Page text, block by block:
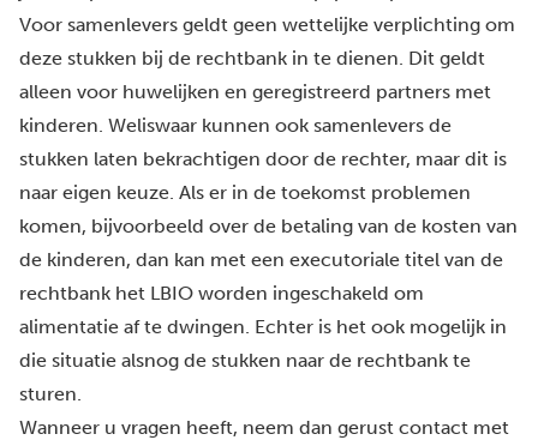
Voor samenlevers geldt geen wettelijke verplichting om
deze stukken bij de rechtbank in te dienen. Dit geldt
alleen voor huwelijken en geregistreerd partners met
kinderen. Weliswaar kunnen ook samenlevers de
stukken laten bekrachtigen door de rechter, maar dit is
naar eigen keuze. Als er in de toekomst problemen
komen, bijvoorbeeld over de betaling van de kosten van
de kinderen, dan kan met een executoriale titel van de
rechtbank het LBIO worden ingeschakeld om
alimentatie af te dwingen. Echter is het ook mogelijk in
die situatie alsnog de stukken naar de rechtbank te
sturen.
Wanneer u vragen heeft, neem dan gerust contact met